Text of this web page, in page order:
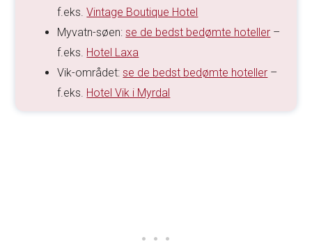
f.eks.Vintage Boutique Hotel
Myvatn-søen:se de bedst bedømte hoteller –
f.eks. Hotel Laxa
Vik-området:se de bedst bedømte hoteller –
f.eks. Hotel Vik i Myrdal